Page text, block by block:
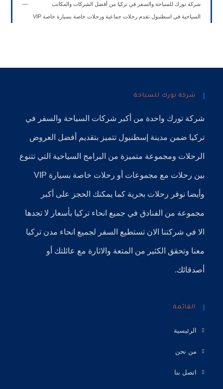
شركة تورك للسياحة والسفر في تركيا من أفضل الشركات والمكاتب
السياحية في اسطنبول تقدم رحلات جماعية ورحلات خاصة بسيارة خاصة VIP
شركة تورك للسياحة
شركة توركواحدة من أكبر شركات السياحةوالسفر في
تركياضمن مدينة إسطنبولتتميز بتقديم أفضل العروض
الرحلات ومجموعة متميزة من البرامج السياحية التي تتنوع
بين رحلات مع مجموعات أو رحلات خاصة بسيارة VIP
وأيضا نوفر رحلات بحريةكما يمكنك الحجز على أكبر
مجموعة من الفنادق في جميع انحاء تركيا بأسعار لا تجدها
الا في شركتنا الان تستطيع السفر لجميع انحاء مدن تركيا
معنا وتحقق الكثير من المتعة والاثارة مع عائلتك أو
أصدقائك.
القائمة
الرئيسية
من نحن
اتصل بنا